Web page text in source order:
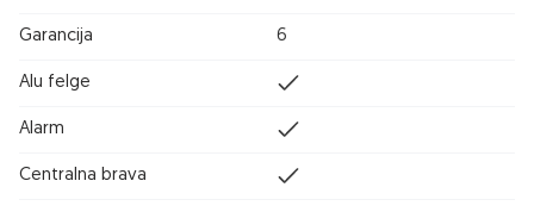
Garancija 6
Alu felge
Alarm
Centralna brava